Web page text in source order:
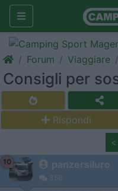
Forum Viaggiare
Consigli per
Rispondi
<
10 panzersiluro
356